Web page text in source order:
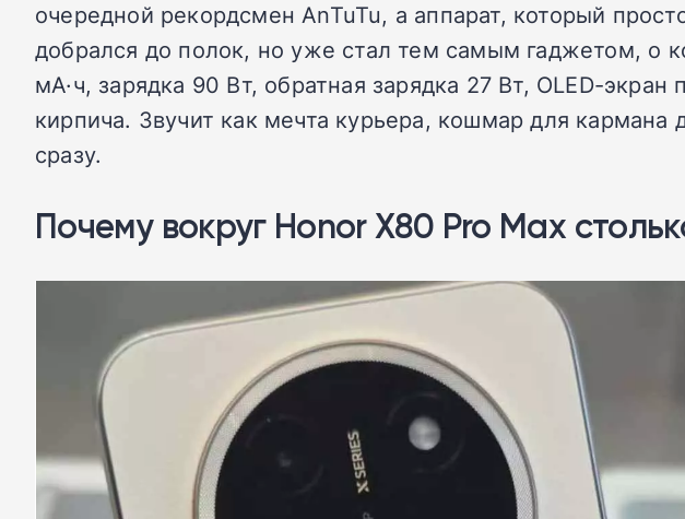
очередной рекордсмен AnTuTu, а аппарат, который
добрался до полок, но уже стал тем самым гаджетом, о
мА·ч, зарядка 90 Вт, обратная зарядка 27 Вт, OLED-
кирпича. Звучит как мечта курьера, кошмар для
сразу.
Почему вокруг Honor X80 Pro Max